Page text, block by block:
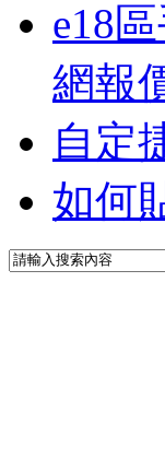
e18
網報
自定
如何